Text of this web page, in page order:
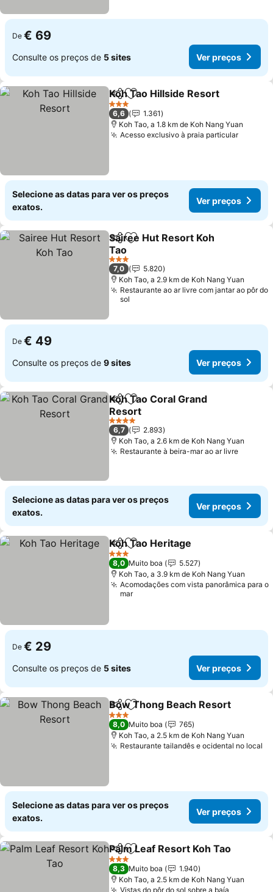
De € 69
Consulte os preços de 5 sites Ver preços
PartilharAdicionar aos favoritos
Koh Tao Hillside Resort
3 Estrelas
6,6
1.361
Koh Tao, a 1.8 km de Koh Nang Yuan
Acesso exclusivo à praia particular
Selecione as datas para ver os preços
exatos.
Ver preços
PartilharAdicionar aos favoritos
Sairee Hut Resort Koh
Tao
3 Estrelas
7,0
5.820
Koh Tao, a 2.9 km de Koh Nang Yuan
Restaurante ao ar livre com jantar ao pôr do
sol
De € 49
Consulte os preços de 9 sites Ver preços
PartilharAdicionar aos favoritos
Koh Tao Coral Grand
Resort
4 Estrelas
6,7
2.893
Koh Tao, a 2.6 km de Koh Nang Yuan
Restaurante à beira-mar ao ar livre
Selecione as datas para ver os preços
exatos.
Ver preços
PartilharAdicionar aos favoritos
Koh Tao Heritage
3 Estrelas
8,0 Muito boa
5.527
Koh Tao, a 3.9 km de Koh Nang Yuan
Acomodações com vista panorâmica para o
mar
De € 29
Consulte os preços de 5 sites Ver preços
PartilharAdicionar aos favoritos
Bow Thong Beach Resort
3 Estrelas
8,0 Muito boa
765
Koh Tao, a 2.5 km de Koh Nang Yuan
Restaurante tailandês e ocidental no local
Selecione as datas para ver os preços
exatos.
Ver preços
PartilharAdicionar aos favoritos
Palm Leaf Resort Koh Tao
3 Estrelas
8,3 Muito boa
1.940
Koh Tao, a 2.5 km de Koh Nang Yuan
Vistas do pôr do sol sobre a baía